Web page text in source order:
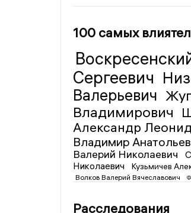
100 самых
Сергеевич
Валерьевич
Владимирович
Александр
Владимир
Валерий Николаевич
Николаевич
Кузьмичев
Волков Валерий Вячеславович
Расследования